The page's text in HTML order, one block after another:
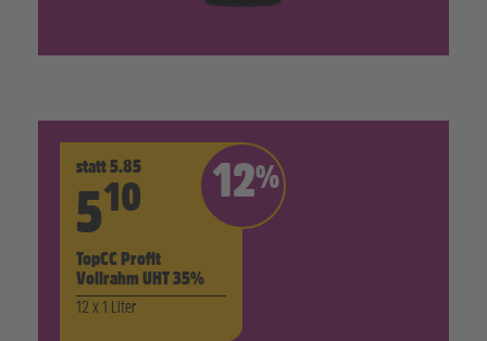
12%
statt 5.85
510
TopCC Profit
Vollrahm UHT 35%
12 x 1 Liter